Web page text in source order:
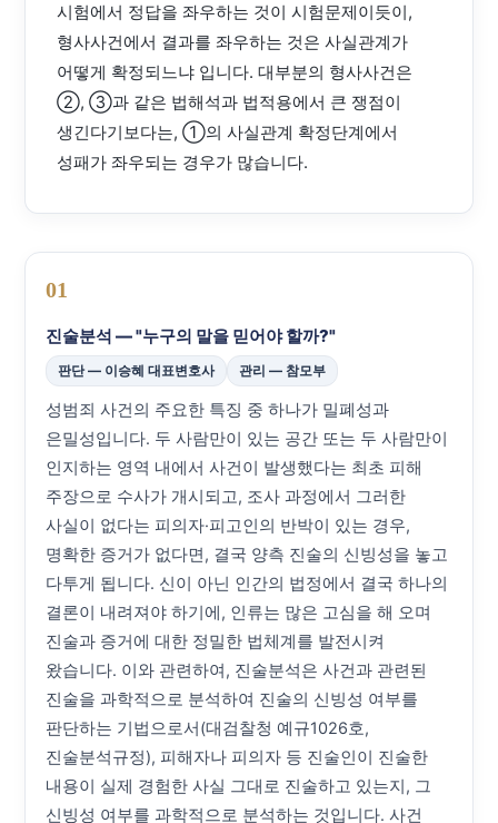
시험에서 정답을 좌우하는 것이 시험문제이듯이,
형사사건에서 결과를 좌우하는 것은 사실관계가
어떻게 확정되느냐 입니다. 대부분의 형사사건은
②, ③과 같은 법해석과 법적용에서 큰 쟁점이
생긴다기보다는, ①의 사실관계 확정단계에서
성패가 좌우되는 경우가 많습니다.
01
진술분석 — "누구의 말을 믿어야 할까?"
판단 — 이승혜 대표변호사 관리 — 참모부
성범죄 사건의 주요한 특징 중 하나가 밀폐성과
은밀성입니다. 두 사람만이 있는 공간 또는 두 사람만이
인지하는 영역 내에서 사건이 발생했다는 최초 피해
주장으로 수사가 개시되고, 조사 과정에서 그러한
사실이 없다는 피의자·피고인의 반박이 있는 경우,
명확한 증거가 없다면, 결국 양측 진술의 신빙성을 놓고
다투게 됩니다. 신이 아닌 인간의 법정에서 결국 하나의
결론이 내려져야 하기에, 인류는 많은 고심을 해 오며
진술과 증거에 대한 정밀한 법체계를 발전시켜
왔습니다. 이와 관련하여, 진술분석은 사건과 관련된
진술을 과학적으로 분석하여 진술의 신빙성 여부를
판단하는 기법으로서(대검찰청 예규1026호,
진술분석규정), 피해자나 피의자 등 진술인이 진술한
내용이 실제 경험한 사실 그대로 진술하고 있는지, 그
신빙성 여부를 과학적으로 분석하는 것입니다. 사건